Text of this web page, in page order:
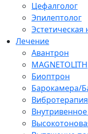
Цефалголог
Эпилептолог
Эстетическая
Лечение
Авантрон
MAGNETOLITH
Биоптрон
Барокамера/
Вибротерапия